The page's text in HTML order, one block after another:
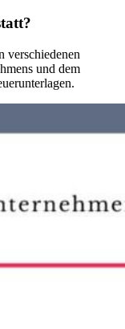
verschiedenen
und dem